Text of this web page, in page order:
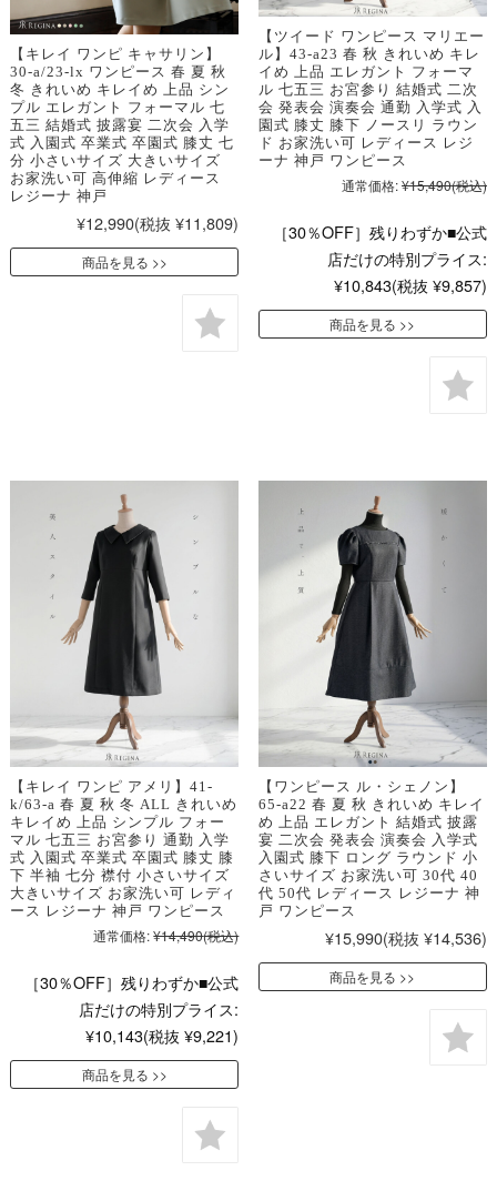
【キレイ ワンピ キャサリン】
30-a/23-lx ワンピース 春 夏 秋
冬 きれいめ キレイめ 上品 シン
プル エレガント フォーマル 七
五三 結婚式 披露宴 二次会 入学
式 入園式 卒業式 卒園式 膝丈 七
分 小さいサイズ 大きいサイズ
お家洗い可 高伸縮 レディース
レジーナ 神戸
¥12,990(税抜 ¥11,809)
商品を見る
【ツイード ワンピース マリエー
ル】43-a23 春 秋 きれいめ キレ
イめ 上品 エレガント フォーマ
ル 七五三 お宮参り 結婚式 二次
会 発表会 演奏会 通勤 入学式 入
園式 膝丈 膝下 ノースリ ラウン
ド お家洗い可 レディース レジ
ーナ 神戸 ワンピース
通常価格:¥15,490(税込)
［30％OFF］残りわずか■公式
店だけの特別プライス:
¥10,843(税抜 ¥9,857)
商品を見る
【キレイ ワンピ アメリ】41-
k/63-a 春 夏 秋 冬 ALL きれいめ
キレイめ 上品 シンプル フォー
マル 七五三 お宮参り 通勤 入学
式 入園式 卒業式 卒園式 膝丈 膝
下 半袖 七分 襟付 小さいサイズ
大きいサイズ お家洗い可 レディ
ース レジーナ 神戸 ワンピース
通常価格:¥14,490(税込)
［30％OFF］残りわずか■公式
店だけの特別プライス:
¥10,143(税抜 ¥9,221)
商品を見る
【ワンピース ル・シェノン】
65-a22 春 夏 秋 きれいめ キレイ
め 上品 エレガント 結婚式 披露
宴 二次会 発表会 演奏会 入学式
入園式 膝下 ロング ラウンド 小
さいサイズ お家洗い可 30代 40
代 50代 レディース レジーナ 神
戸 ワンピース
¥15,990(税抜 ¥14,536)
商品を見る